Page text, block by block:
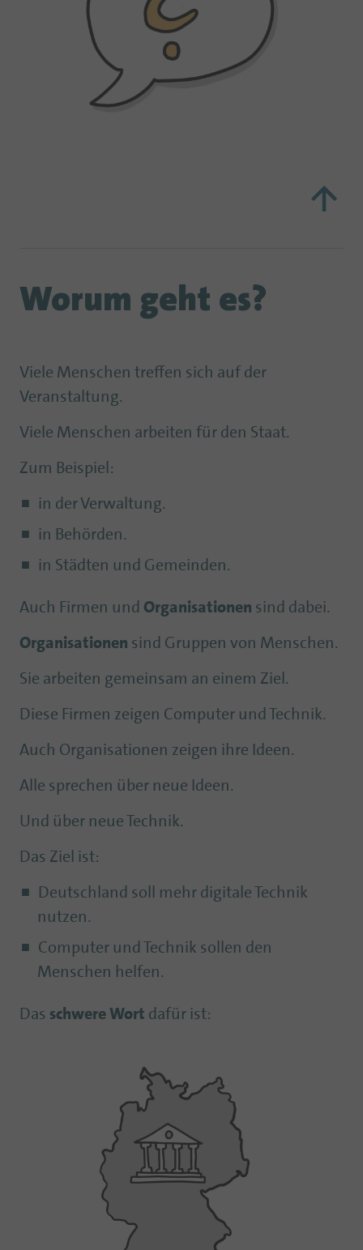
Worum geht es?
Viele Menschen treffen sich auf der
Veranstaltung.
Viele Menschen arbeiten für den Staat.
Zum Beispiel:
in der Verwaltung.
in Behörden.
in Städten und Gemeinden.
Auch Firmen und Organisationen sind dabei.
Organisationen sind Gruppen von Menschen.
Sie arbeiten gemeinsam an einem Ziel.
Diese Firmen zeigen Computer und Technik.
Auch Organisationen zeigen ihre Ideen.
Alle sprechen über neue Ideen.
Und über neue Technik.
Das Ziel ist:
Deutschland soll mehr digitale Technik
nutzen.
Computer und Technik sollen den
Menschen helfen.
Das schwere Wort dafür ist: